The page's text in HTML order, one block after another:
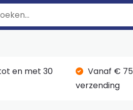
en met 30
Vanaf € 75
verzending